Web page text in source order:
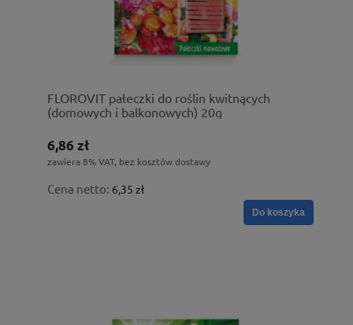
FLOROVIT pałeczki do roślin kwitnących
(domowych i balkonowych) 20g
6,86 zł
zawiera 8% VAT, bez kosztów dostawy
Cena netto: 6,35 zł
Do koszyka